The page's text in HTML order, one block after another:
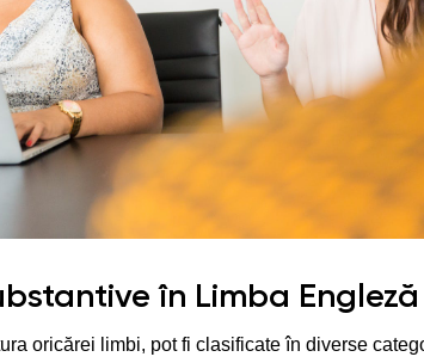
în Limba Engleză
oricărei limbi, pot fi clasificate în diverse